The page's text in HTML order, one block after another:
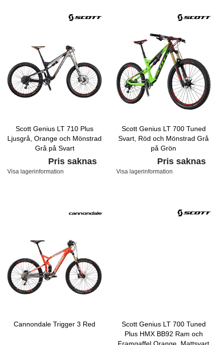
Scott Genius LT 710 Plus
Ljusgrå, Orange och Mönstrad
Grå på Svart
Pris saknas
Visa lagerinformation
Scott Genius LT 700 Tuned
Svart, Röd och Mönstrad Grå
på Grön
Pris saknas
Visa lagerinformation
Cannondale Trigger 3 Red
Scott Genius LT 700 Tuned
Plus HMX BB92 Ram och